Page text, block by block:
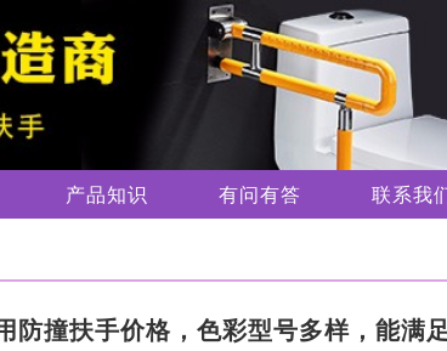
产品知识 有问有答 联系我
防撞扶手价格，色彩型号多样，能满